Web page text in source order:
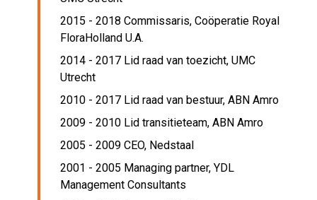
2015 - 2018 Commissaris, Coöperatie Royal
FloraHolland U.A.
2014 - 2017 Lid raad van toezicht, UMC
Utrecht
2010 - 2017 Lid raad van bestuur, ABN Amro
2009 - 2010 Lid transitieteam, ABN Amro
2005 - 2009 CEO, Nedstaal
2001 - 2005 Managing partner, YDL
Management Consultants